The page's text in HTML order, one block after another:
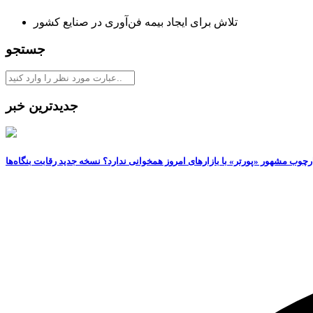
تلاش برای ایجاد بیمه فن‌آوری در صنایع کشور
جستجو
جدیدترین خبر
مشهور «پورتر» با بازارهای امروز همخوانی ندارد؟ نسخه جدید رقابت‌ بنگاه‌ها